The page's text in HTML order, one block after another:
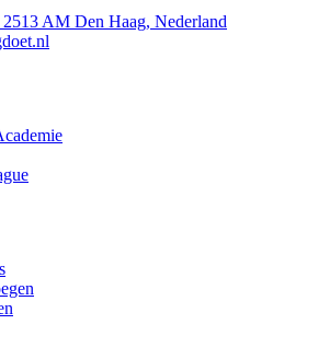
AM Den Haag, Nederland